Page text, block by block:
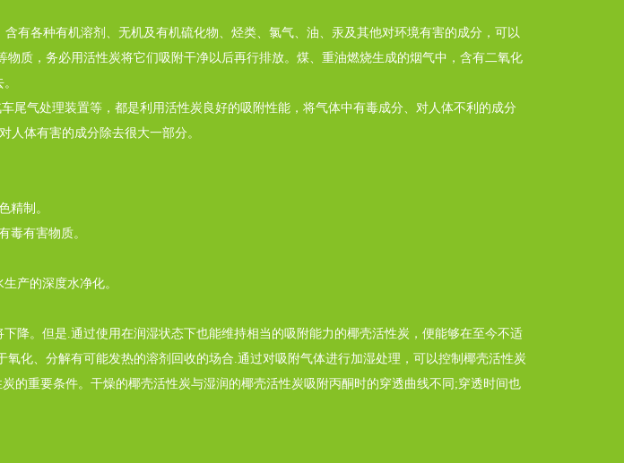
有各种有机溶剂、无机及有机硫化物、烃类、氯气、油、汞及其他对环境有害的成分，可以
质，务必用活性炭将它们吸附干净以后再行排放。煤、重油燃烧生成的烟气中，含有二氧化
尾气处理装置等，都是利用活性炭良好的吸附性能，将气体中有毒成分、对人体不利的成分
人体有害的成分除去很大一部分。
精制。
毒有害物质。
产的深度水净化。
降。但是.通过使用在润湿状态下也能维持相当的吸附能力的椰壳活性炭，便能够在至今不适
化、分解有可能发热的溶剂回收的场合.通过对吸附气体进行加湿处理，可以控制椰壳活性炭
的重要条件。干燥的椰壳活性炭与湿润的椰壳活性炭吸附丙酮时的穿透曲线不同;穿透时间也